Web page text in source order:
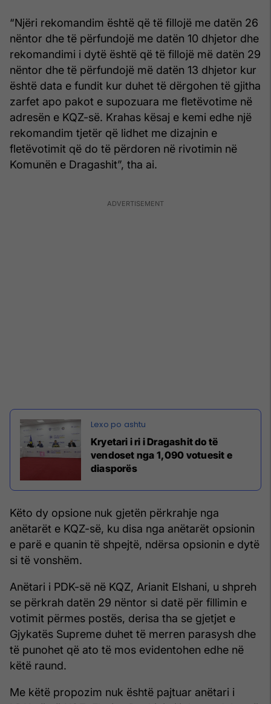
“Njëri rekomandim është që të fillojë me datën 26
nëntor dhe të përfundojë me datën 10 dhjetor dhe
rekomandimi i dytë është që të fillojë më datën 29
nëntor dhe të përfundojë më datën 13 dhjetor kur
është data e fundit kur duhet të dërgohen të gjitha
zarfet apo pakot e supozuara me fletëvotime në
adresën e KQZ-së. Krahas kësaj e kemi edhe një
rekomandim tjetër që lidhet me dizajnin e
fletëvotimit që do të përdoren në rivotimin në
Komunën e Dragashit”, tha ai.
Kryetari i ri i Dragashit do të
vendoset nga 1,090 votuesit e
diasporës
Këto dy opsione nuk gjetën përkrahje nga
anëtarët e KQZ-së, ku disa nga anëtarët opsionin
e parë e quanin të shpejtë, ndërsa opsionin e dytë
si të vonshëm.
Anëtari i PDK-së në KQZ, Arianit Elshani, u shpreh
se përkrah datën 29 nëntor si datë për fillimin e
votimit përmes postës, derisa tha se gjetjet e
Gjykatës Supreme duhet të merren parasysh dhe
të punohet që ato të mos evidentohen edhe në
këtë raund.
Me këtë propozim nuk është pajtuar anëtari i